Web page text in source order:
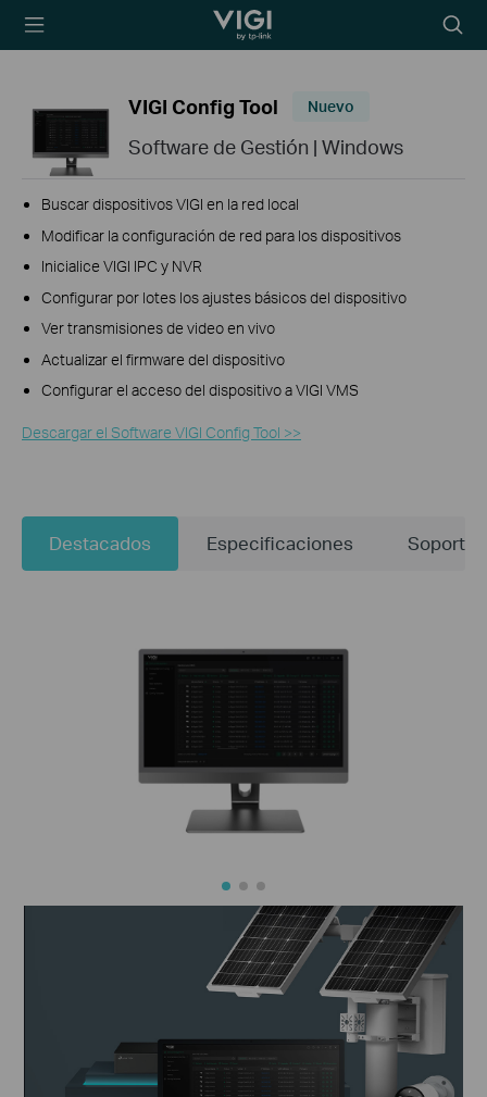
TP-Link, Reliably
icon
VIGI Config Tool Nuevo
Software de Gestión | Windows
Buscar dispositivos VIGI en la red local
Modificar la configuración de red para los dispositivos
Inicialice VIGI IPC y NVR
Configurar por lotes los ajustes básicos del dispositivo
Ver transmisiones de video en vivo
Actualizar el firmware del dispositivo
Configurar el acceso del dispositivo a VIGI VMS
Descargar el Software VIGI Config Tool >>
Destacados Especificaciones Soporte